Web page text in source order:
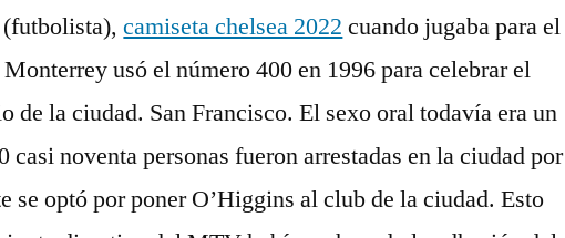
(futbolista),camiseta chelsea 2022 cuando jugaba para el
usó el número 400 en 1996 para celebrar el
de la ciudad. San Francisco. El sexo oral todavía era un
casi noventa personas fueron arrestadas en la ciudad por
se optó por poner O’Higgins al club de la ciudad. Esto